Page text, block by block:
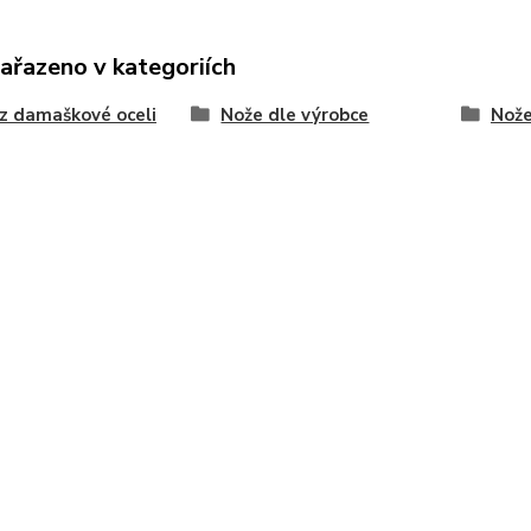
v kategoriích
damaškové oceli Nože dle výrobce